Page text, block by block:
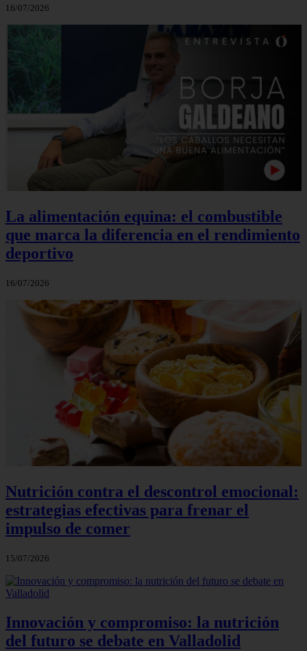
16/07/2026
La alimentación equina: el combustible
que marca la diferencia en el rendimiento
deportivo
16/07/2026
Nutrición contra el descontrol emocional:
estrategias efectivas para frenar el
impulso de comer
15/07/2026
Innovación y compromiso: la nutrición
del futuro se debate en Valladolid